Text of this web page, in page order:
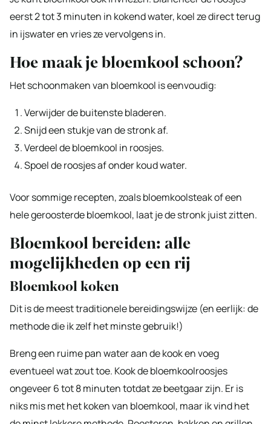
eerst 2 tot 3 minuten in kokend water, koel ze direct terug
in ijswater en vries ze vervolgens in.
Hoe maak je bloemkool schoon?
Het schoonmaken van bloemkool is eenvoudig:
Verwijder de buitenste bladeren.
Snijd een stukje van de stronk af.
Verdeel de bloemkool in roosjes.
Spoel de roosjes af onder koud water.
Voor sommige recepten, zoals bloemkoolsteak of een
hele geroosterde bloemkool, laat je de stronk juist zitten.
Bloemkool bereiden: alle
mogelijkheden op een rij
Bloemkool koken
Dit is de meest traditionele bereidingswijze (en eerlijk: de
methode die ik zelf het minste gebruik!)
Breng een ruime pan water aan de kook en voeg
eventueel wat zout toe. Kook de bloemkoolroosjes
ongeveer 6 tot 8 minuten totdat ze beetgaar zijn. Er is
niks mis met het koken van bloemkool, maar ik vind het